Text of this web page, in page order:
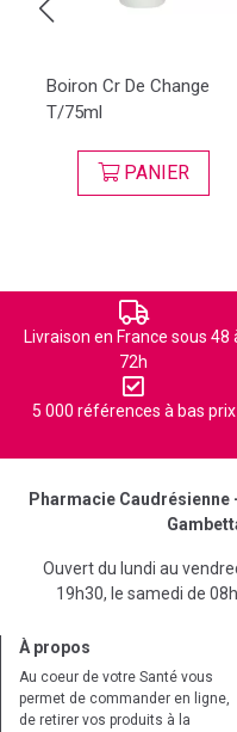
Boiron Cr De Change
T/75ml
PANIER
Livraison en France sous 48
72h
5 000 références à bas prix
Pharmacie
Ouvert du lundi au
19h30, le samedi de
À propos
Au coeur de votre Santé vous
permet de commander en ligne,
de retirer vos produits à la